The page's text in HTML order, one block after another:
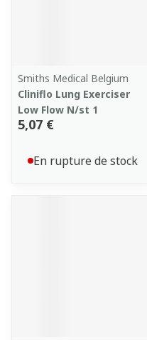
Smiths Medical Belgium
Cliniflo Lung Exerciser
Low Flow N/st 1
5,07 €
En rupture de stock